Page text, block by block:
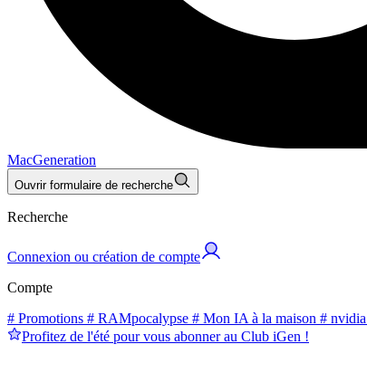
MacGeneration
Ouvrir formulaire de recherche
Recherche
Connexion ou création de compte
Compte
# Promotions # RAMpocalypse # Mon IA à la maison # nvidia
Profitez de l'été pour vous abonner au Club iGen !